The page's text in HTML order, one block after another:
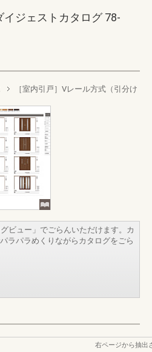
ジェストカタログ 78-
［室内引戸］Vレール方式（引分け
ビュー」でごらんいただけます。カ
ラパラめくりながらカタログをごら
右ページから抽出